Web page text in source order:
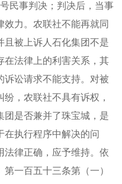
民事判决；判决后，当事
效力。农联社不能再就同
且被上诉人石化集团不是
在法律上的利害关系，其
诉讼请求不能支持。对被
纷，农联社不具有诉权，
团是否兼并了珠宝城，是
在执行程序中解决的问
法律正确，应予维持。依
一百五十三条第（一）